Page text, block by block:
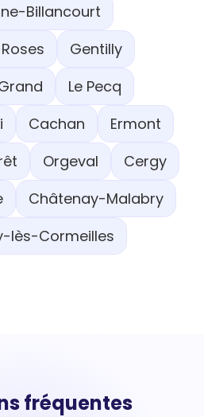
Billancourt
Gentilly
Le Pecq
Cachan
Ermont
Orgeval
Cergy
Châtenay-Malabry
lès-Cormeilles
fréquentes